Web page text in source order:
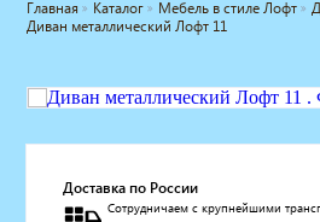
Услуги под ключ
Оборудование с
Косметологическое
Маникюрное оборудование
Главная Каталог Мебель в стиле Лофт
Диван металлический Лофт 11
Доставка по России
Сотрудничаем с крупнейшими